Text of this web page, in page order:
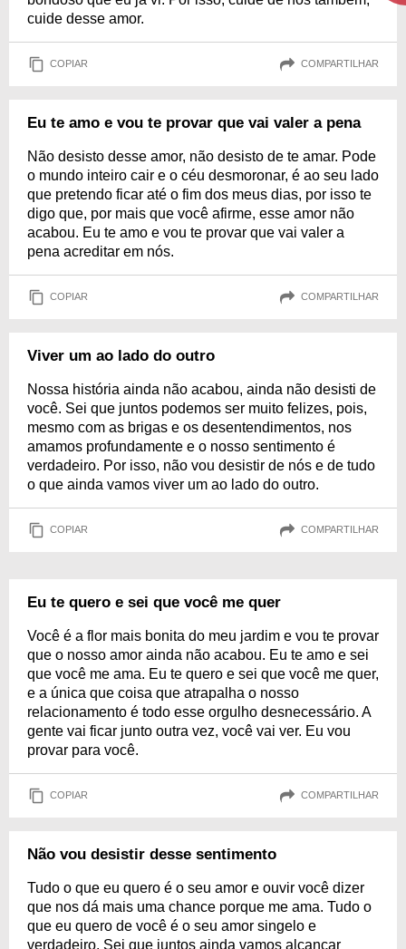
cuide desse amor.
COPIAR COMPARTILHAR
Eu te amo e vou te provar que vai valer a pena
Não desisto desse amor, não desisto de te amar. Pode
o mundo inteiro cair e o céu desmoronar, é ao seu lado
que pretendo ficar até o fim dos meus dias, por isso te
digo que, por mais que você afirme, esse amor não
acabou. Eu te amo e vou te provar que vai valer a
pena acreditar em nós.
COPIAR COMPARTILHAR
Viver um ao lado do outro
Nossa história ainda não acabou, ainda não desisti de
você. Sei que juntos podemos ser muito felizes, pois,
mesmo com as brigas e os desentendimentos, nos
amamos profundamente e o nosso sentimento é
verdadeiro. Por isso, não vou desistir de nós e de tudo
o que ainda vamos viver um ao lado do outro.
COPIAR COMPARTILHAR
Eu te quero e sei que você me quer
Você é a flor mais bonita do meu jardim e vou te provar
que o nosso amor ainda não acabou. Eu te amo e sei
que você me ama. Eu te quero e sei que você me quer,
e a única que coisa que atrapalha o nosso
relacionamento é todo esse orgulho desnecessário. A
gente vai ficar junto outra vez, você vai ver. Eu vou
provar para você.
COPIAR COMPARTILHAR
Não vou desistir desse sentimento
Tudo o que eu quero é o seu amor e ouvir você dizer
que nos dá mais uma chance porque me ama. Tudo o
que eu quero de você é o seu amor singelo e
verdadeiro. Sei que juntos ainda vamos alcançar